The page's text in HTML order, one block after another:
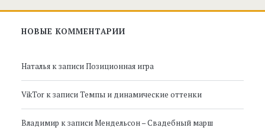
НОВЫЕ КОММЕНТАРИИ
Натальяк записиПозиционная игра
VikTorк записиТемпы и динамические оттенки
Владимир к записиМендельсон – Свадебный марш